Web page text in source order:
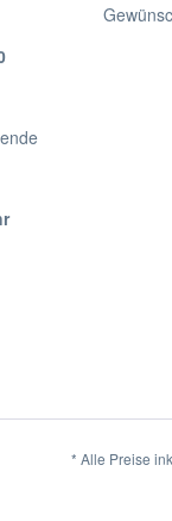
* Alle Preise